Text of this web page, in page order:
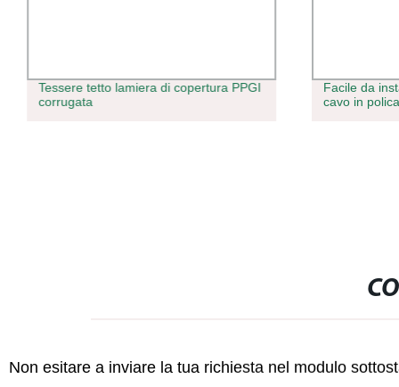
Tessere tetto lamiera di copertura PPGI
corrugata
Facile da
cavo in
Non esitare a inviare la tua richiesta nel modulo